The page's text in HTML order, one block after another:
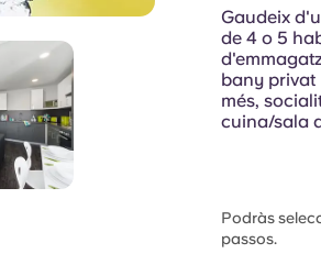
Gaudeix
de 4 o 5
bany privat
més,
cuina/sala
Podràs
passos.